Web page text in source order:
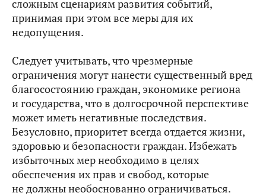
сложным сценариям развития событий,
принимая при этом все меры для их
недопущения.
Следует учитывать, что чрезмерные
ограничения могут нанести существенный вред
благосостоянию граждан, экономике региона
и государства, что в долгосрочной перспективе
может иметь негативные последствия.
Безусловно, приоритет всегда отдается жизни,
здоровью и безопасности граждан. Избежать
избыточных мер необходимо в целях
обеспечения их прав и свобод, которые
не должны необоснованно ограничиваться.